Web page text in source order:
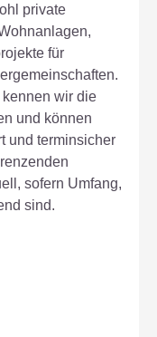
private
für
wir die
und können
und terminsicher
sofern Umfang,
sind.